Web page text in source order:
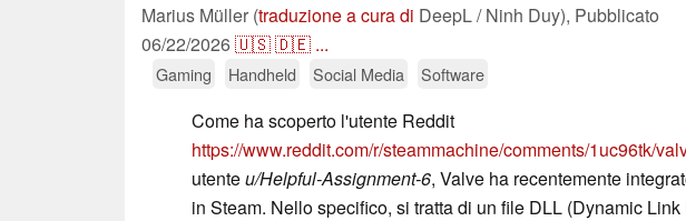
Marius Müller (traduzione a cura di DeepL / Ninh Duy), Pubblicato
06/22/2026🇺🇸🇩🇪 ...
Gaming Handheld Social Media Software
Come ha scoperto l'utente Reddit
https://www.reddit.com/r/steammachine/comments/1uc96tk/
utenteu/Helpful-Assignment-6, Valve ha recentemente
in Steam. Nello specifico, si tratta di un file DLL (Dynamic